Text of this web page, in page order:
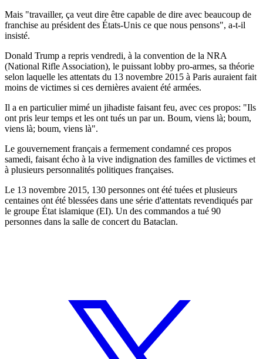
Mais "travailler, ça veut dire être capable de dire avec beaucoup de
franchise au président des États-Unis ce que nous pensons", a-t-il
insisté.
Donald Trump a repris vendredi, à la convention de la NRA
(National Rifle Association), le puissant lobby pro-armes, sa théorie
selon laquelle les attentats du 13 novembre 2015 à Paris auraient fait
moins de victimes si ces dernières avaient été armées.
Il a en particulier mimé un jihadiste faisant feu, avec ces propos: "Ils
ont pris leur temps et les ont tués un par un. Boum, viens là; boum,
viens là; boum, viens là".
Le gouvernement français a fermement condamné ces propos
samedi, faisant écho à la vive indignation des familles de victimes et
à plusieurs personnalités politiques françaises.
Le 13 novembre 2015, 130 personnes ont été tuées et plusieurs
centaines ont été blessées dans une série d'attentats revendiqués par
le groupe État islamique (EI). Un des commandos a tué 90
personnes dans la salle de concert du Bataclan.